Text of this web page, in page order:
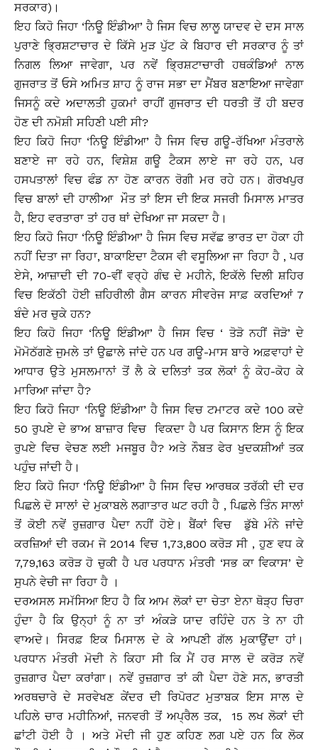
ਸਰਕਾਰ)।
ਇਹ ਕਿਹੋ ਜਿਹਾ ‘ਨਿਊ ਇੰਡੀਆ’ ਹੈ ਜਿਸ ਵਿਚ ਲਾਲੂ ਯਾਦਵ ਦੇ ਦਸ ਸਾਲ
ਪੁਰਾਣੇ ਭ੍ਰਿਸ਼ਟਾਚਾਰ ਦੇ ਕਿੱਸੇ ਮੁੜ ਪੁੱਟ ਕੇ ਬਿਹਾਰ ਦੀ ਸਰਕਾਰ ਨੂੰ ਤਾਂ
ਨਿਗਲ ਲਿਆ ਜਾਵੇਗਾ, ਪਰ ਨਵੇਂ ਭ੍ਰਿਸ਼ਟਾਚਾਰੀ ਹਥਕੰਡਿਆਂ ਨਾਲ
ਗੁਜਰਾਤ ਤੋਂ ਓਸੇ ਅਮਿਤ ਸ਼ਾਹ ਨੂੰ ਰਾਜ ਸਭਾ ਦਾ ਮੈਂਬਰ ਬਣਾਇਆ ਜਾਵੇਗਾ
ਜਿਸਨੂੰ ਕਦੇ ਅਦਾਲਤੀ ਹੁਕਮਾਂ ਰਾਹੀਂ ਗੁਜਰਾਤ ਦੀ ਧਰਤੀ ਤੋਂ ਹੀ ਬਦਰ
ਹੋਣ ਦੀ ਨਮੋਸ਼ੀ ਸਹਿਣੀ ਪਈ ਸੀ?
ਇਹ ਕਿਹੋ ਜਿਹਾ ‘ਨਿਊ ਇੰਡੀਆ’ ਹੈ ਜਿਸ ਵਿਚ ਗਊ-ਰੱਖਿਆ ਮੰਤਰਾਲੇ
ਬਣਾਏ ਜਾ ਰਹੇ ਹਨ, ਵਿਸ਼ੇਸ਼ ਗਊ ਟੈਕਸ ਲਾਏ ਜਾ ਰਹੇ ਹਨ, ਪਰ
ਹਸਪਤਾਲਾਂ ਵਿਚ ਫੰਡ ਨਾ ਹੋਣ ਕਾਰਨ ਰੋਗੀ ਮਰ ਰਹੇ ਹਨ। ਗੋਰਖਪੁਰ
ਵਿਚ ਬਾਲਾਂ ਦੀ ਹਾਲੀਆ ਮੌਤ ਤਾਂ ਇਸ ਦੀ ਇਕ ਸਜਰੀ ਮਿਸਾਲ ਮਾਤਰ
ਹੈ, ਇਹ ਵਰਤਾਰਾ ਤਾਂ ਹਰ ਥਾਂ ਦੇਖਿਆ ਜਾ ਸਕਦਾ ਹੈ।
ਇਹ ਕਿਹੋ ਜਿਹਾ ‘ਨਿਊ ਇੰਡੀਆ’ ਹੈ ਜਿਸ ਵਿਚ ਸਵੱਛ ਭਾਰਤ ਦਾ ਹੋਕਾ ਹੀ
ਨਹੀਂ ਦਿਤਾ ਜਾ ਰਿਹਾ, ਬਾਕਾਇਦਾ ਟੈਕਸ ਵੀ ਵਸੂਲਿਆ ਜਾ ਰਿਹਾ ਹੈ , ਪਰ
ਏਸੇ, ਆਜ਼ਾਦੀ ਦੀ 70-ਵੀਂ ਵਰ੍ਹੇ ਗੰਢ ਦੇ ਮਹੀਨੇ, ਇਕੱਲੇ ਦਿਲੀ ਸ਼ਹਿਰ
ਵਿਚ ਇਕੱਠੀ ਹੋਈ ਜ਼ਹਿਰੀਲੀ ਗੈਸ ਕਾਰਨ ਸੀਵਰੇਜ ਸਾਫ਼ ਕਰਦਿਆਂ 7
ਬੰਦੇ ਮਰ ਚੁਕੇ ਹਨ?
ਇਹ ਕਿਹੋ ਜਿਹਾ ‘ਨਿਊ ਇੰਡੀਆ’ ਹੈ ਜਿਸ ਵਿਚ ‘ ਤੋੜੋ ਨਹੀਂ ਜੋੜੋ’ ਦੇ
ਮੋਮੋਠੱਗਣੇ ਜੁਮਲੇ ਤਾਂ ਉਛਾਲੇ ਜਾਂਦੇ ਹਨ ਪਰ ਗਊ-ਮਾਸ ਬਾਰੇ ਅਫ਼ਵਾਹਾਂ ਦੇ
ਆਧਾਰ ਉਤੇ ਮੁਸਲਮਾਨਾਂ ਤੋਂ ਲੈ ਕੇ ਦਲਿਤਾਂ ਤਕ ਲੋਕਾਂ ਨੂੰ ਕੋਹ-ਕੋਹ ਕੇ
ਮਾਰਿਆ ਜਾਂਦਾ ਹੈ?
ਇਹ ਕਿਹੋ ਜਿਹਾ ‘ਨਿਊ ਇੰਡੀਆ’ ਹੈ ਜਿਸ ਵਿਚ ਟਮਾਟਰ ਕਦੇ 100 ਕਦੇ
50 ਰੁਪਏ ਦੇ ਭਾਅ ਬਾਜ਼ਾਰ ਵਿਚ ਵਿਕਦਾ ਹੈ ਪਰ ਕਿਸਾਨ ਇਸ ਨੂੰ ਇਕ
ਰੁਪਏ ਵਿਚ ਵੇਚਣ ਲਈ ਮਜਬੂਰ ਹੈ? ਅਤੇ ਨੌਬਤ ਫੇਰ ਖੁਦਕਸ਼ੀਆਂ ਤਕ
ਪਹੁੰਚ ਜਾਂਦੀ ਹੈ।
ਇਹ ਕਿਹੋ ਜਿਹਾ ‘ਨਿਊ ਇੰਡੀਆ’ ਹੈ ਜਿਸ ਵਿਚ ਆਰਥਕ ਤਰੱਕੀ ਦੀ ਦਰ
ਪਿਛਲੇ ਦੋ ਸਾਲਾਂ ਦੇ ਮੁਕਾਬਲੇ ਲਗਾਤਾਰ ਘਟ ਰਹੀ ਹੈ , ਪਿਛਲੇ ਤਿੰਨ ਸਾਲਾਂ
ਤੋਂ ਕੋਈ ਨਵੇਂ ਰੁਜ਼ਗਾਰ ਪੈਦਾ ਨਹੀਂ ਹੋਏ। ਬੈਂਕਾਂ ਵਿਚ ਡੁੱਬੇ ਮੰਨੇ ਜਾਂਦੇ
ਕਰਜ਼ਿਆਂ ਦੀ ਰਕਮ ਜੋ 2014 ਵਿਚ 1,73,800 ਕਰੋੜ ਸੀ , ਹੁਣ ਵਧ ਕੇ
7,79,163 ਕਰੋੜ ਹੋ ਚੁਕੀ ਹੈ ਪਰ ਪਰਧਾਨ ਮੰਤਰੀ ‘ਸਭ ਕਾ ਵਿਕਾਸ’ ਦੇ
ਸੁਪਨੇ ਵੇਚੀ ਜਾ ਰਿਹਾ ਹੈ ।
ਦਰਅਸਲ ਸਮੱਸਿਆ ਇਹ ਹੈ ਕਿ ਆਮ ਲੋਕਾਂ ਦਾ ਚੇਤਾ ਏਨਾ ਥੋੜ੍ਹ ਚਿਰਾ
ਹੁੰਦਾ ਹੈ ਕਿ ਉਨ੍ਹਾਂ ਨੂੰ ਨਾ ਤਾਂ ਅੰਕੜੇ ਯਾਦ ਰਹਿੰਦੇ ਹਨ ਤੇ ਨਾ ਹੀ
ਵਾਅਦੇ। ਸਿਰਫ਼ ਇਕ ਮਿਸਾਲ ਦੇ ਕੇ ਆਪਣੀ ਗੱਲ ਮੁਕਾਉਂਦਾ ਹਾਂ।
ਪਰਧਾਨ ਮੰਤਰੀ ਮੋਦੀ ਨੇ ਕਿਹਾ ਸੀ ਕਿ ਮੈਂ ਹਰ ਸਾਲ ਦੋ ਕਰੋੜ ਨਵੇਂ
ਰੁਜ਼ਗਾਰ ਪੈਦਾ ਕਰਾਂਗਾ। ਨਵੇਂ ਰੁਜ਼ਗਾਰ ਤਾਂ ਕੀ ਪੈਦਾ ਹੋਣੇ ਸਨ, ਭਾਰਤੀ
ਅਰਥਚਾਰੇ ਦੇ ਸਰਵੇਖਣ ਕੇਂਦਰ ਦੀ ਰਿਪੋਰਟ ਮੁਤਾਬਕ ਇਸ ਸਾਲ ਦੇ
ਪਹਿਲੇ ਚਾਰ ਮਹੀਨਿਆਂ, ਜਨਵਰੀ ਤੋਂ ਅਪ੍ਰੈਲ ਤਕ, 15 ਲਖ ਲੋਕਾਂ ਦੀ
ਛਾਂਟੀ ਹੋਈ ਹੈ । ਅਤੇ ਮੋਦੀ ਜੀ ਹੁਣ ਕਹਿਣ ਲਗ ਪਏ ਹਨ ਕਿ ਲੋਕ